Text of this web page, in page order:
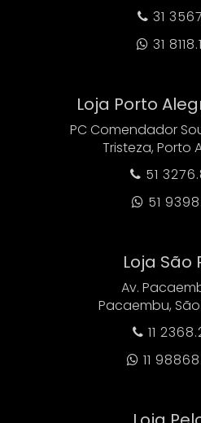
 31
 31
Loja Porto
PC Comendador
Tristeza, Porto
 51
 51
Loja São
Av.
Pacaembu,
 11
 11